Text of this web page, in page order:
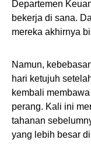
Departemen
bekerja di sana.
mereka akhirnya
Namun,
hari ketujuh
kembali
perang. Kali ini
tahanan
yang lebih besar